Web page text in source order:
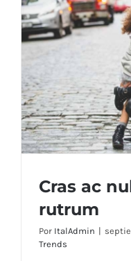
Cras ac
rutrum
Por ItalAdmin |
Trends